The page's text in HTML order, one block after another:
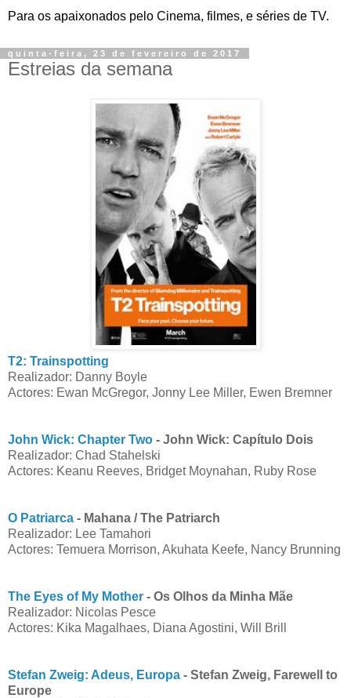
Para os apaixonados pelo Cinema, filmes, e séries de TV.
quinta-feira, 23 de fevereiro de 2017
Estreias da semana
T2: Trainspotting
Realizador: Danny Boyle
Actores: Ewan McGregor, Jonny Lee Miller, Ewen Bremner
John Wick: Chapter Two - John Wick: Capítulo Dois
Realizador: Chad Stahelski
Actores: Keanu Reeves, Bridget Moynahan, Ruby Rose
O Patriarca - Mahana / The Patriarch
Realizador: Lee Tamahori
Actores: Temuera Morrison, Akuhata Keefe, Nancy Brunning
The Eyes of My Mother - Os Olhos da Minha Mãe
Realizador: Nicolas Pesce
Actores: Kika Magalhaes, Diana Agostini, Will Brill
Stefan Zweig: Adeus, Europa - Stefan Zweig, Farewell to
Europe